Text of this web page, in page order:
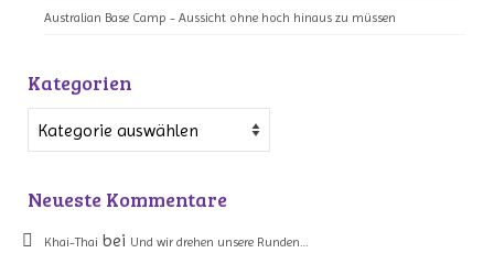
Australian Base Camp - Aussicht ohne hoch hinaus zu müssen
Kategorien
Kategorien
Neueste Kommentare
Khai-Thai bei Und wir drehen unsere Runden…